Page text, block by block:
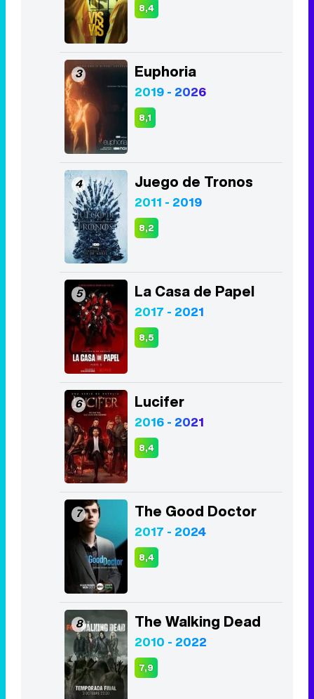
8,4
3 Euphoria
2019 - 2026
8,1
4 Juego de Tronos
2011 - 2019
8,2
5 La Casa de Papel
2017 - 2021
8,5
6 Lucifer
2016 - 2021
8,4
7 The Good Doctor
2017 - 2024
8,4
8 The Walking Dead
2010 - 2022
7,9